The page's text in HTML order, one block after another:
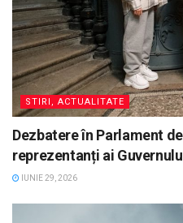
STIRI, ACTUALITATE
Dezbatere în Parlament
reprezentanți ai
IUNIE 29, 2026